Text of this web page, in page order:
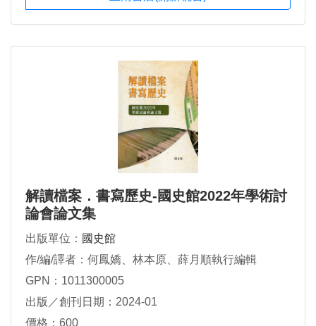
解讀檔案．書寫歷史-國史館2022年學術討
論會論文集
出版單位： 國史館
作/編/譯者：何鳳嬌、林本原、薛月順執行編輯
GPN：1011300005
出版／創刊日期：2024-01
價格：600